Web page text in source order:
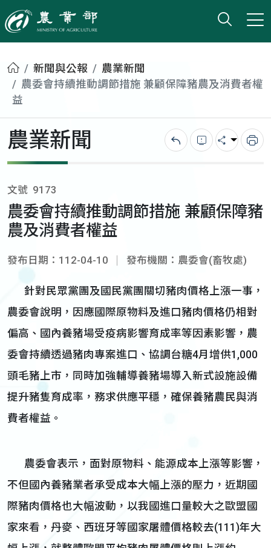
農業部
打開
小版
首頁新聞與公報
農業新聞
農委會持續推動調節措施 兼顧保障豬農及消費者權
益
農業新聞 回上一頁錯誤回報
分享 列
文號 9173
農委會持續推動調節措施 兼顧保障豬
農及消費者權益
發布日期：112-04-10 發布機關：農委會(畜牧處)
針對民眾黨團及國民黨團關切豬肉價格上漲一事，
農委會說明，因應國際原物料及進口豬肉價格仍相對
偏高、國內養豬場受疫病影響育成率等因素影響，農
委會持續透過豬肉專案進口、協調台糖4月增供1,000
頭毛豬上市，同時加強輔導養豬場導入新式設施設備
提升豬隻育成率，務求供應平穩，確保養豬農民與消
費者權益。
農委會表示，面對原物料、能源成本上漲等影響，
不但國內養豬業者承受成本大幅上漲的壓力，近期國
際豬肉價格也大幅波動，以我國進口量較大之歐盟國
家來看，丹麥、西班牙等國家屠體價格較去(111)年大